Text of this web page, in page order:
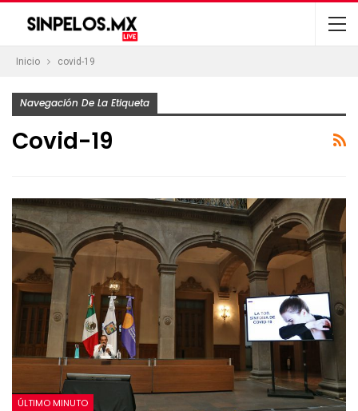
Inicio covid-19
Navegación De La Etiqueta
Covid-19
ÚLTIMO MINUTO